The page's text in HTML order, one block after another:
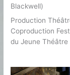
Blackwell)
Production
Coproduction
du Jeune Théâtre